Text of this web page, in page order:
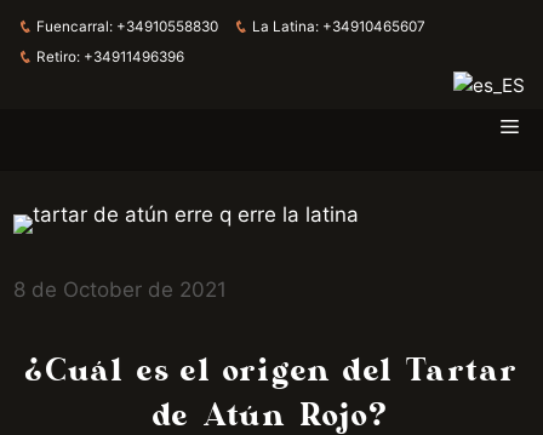
Fuencarral: +34910558830 La Latina: +34910465607
Retiro: +34911496396
8 de October de 2021
¿Cuál es el origen del Tartar
de Atún Rojo?